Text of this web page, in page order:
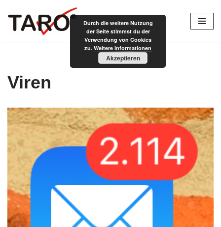
Zum
Viren
Durch die weitere Nutzung
der Seite stimmst du der
Verwendung von Cookies
zu. Weitere Informationen
Akzeptieren